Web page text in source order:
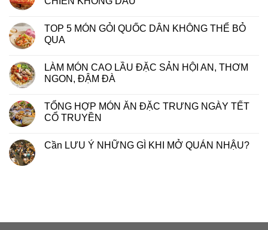
TOP 5 MÓN GỎI QUỐC DÂN KHÔNG THỂ BỎ
QUA
LÀM MÓN CAO LẦU ĐẶC SẢN HỘI AN, THƠM
NGON, ĐẬM ĐÀ
TỔNG HỢP MÓN ĂN ĐẶC TRƯNG NGÀY TẾT
CỔ TRUYỀN
Cần LƯU Ý NHỮNG GÌ KHI MỞ QUÁN NHẬU?